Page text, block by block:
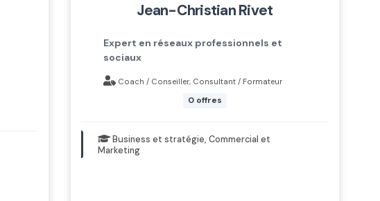
jean-christian rivet
Expert en réseaux professionnels et
sociaux
Coach / Conseiller, Consultant / Formateur
0 offres
Business et stratégie, Commercial et
Marketing